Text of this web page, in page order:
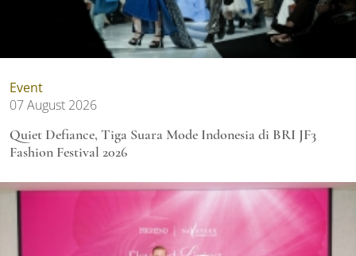
Event
07 August 2026
Quiet Defiance, Tiga Suara Mode Indonesia di BRI JF3
Fashion Festival 2026